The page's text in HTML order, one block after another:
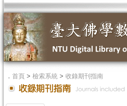
． 首頁 > 檢索系統 > 收錄期刊指南